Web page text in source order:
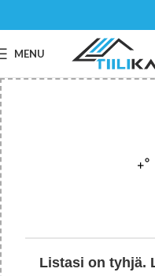
MENU
Listasi on tyhjä.